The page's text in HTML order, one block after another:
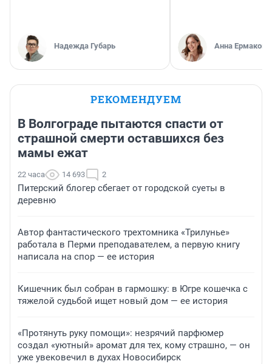
Надежда Губарь Анна Ермакова
РЕКОМЕНДУЕМ
В Волгограде пытаются спасти от
страшной смерти оставшихся без
мамы ежат
22 часа 14 693 2
Питерский блогер сбегает от городской суеты в
деревню
Автор фантастического трехтомника «Трилунье»
работала в Перми преподавателем, а первую книгу
написала на спор — ее история
Кишечник был собран в гармошку: в Югре кошечка с
тяжелой судьбой ищет новый дом — ее история
«Протянуть руку помощи»: незрячий парфюмер
создал «уютный» аромат для тех, кому страшно, — он
уже увековечил в духах Новосибирск